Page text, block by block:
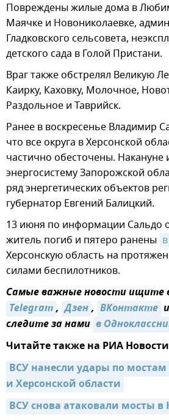
Повреждены жилые дома в
Маячке и Новониколаевке,
Гладковского сельсовета,
детского сада в Голой Пристани.
Враг также обстрелял Великую
Каирку, Каховку, Молочное,
Раздольное и Таврийск.
Ранее в воскресенье Владимир
что все округа в Херсонской
частично обесточены. Накануне
энергосистему Запорожской
ряд энергетических объектов
губернатор Евгений Балицкий.
13 июня по информации Сальдо
житель погиб и пятеро ранены
Херсонскую область на
силами беспилотников.
Самые важные новости ищите
Telegram, Дзен, ВКонтакте и
следите за нами в
Читайте также на РИА
ВСУ нанесли удары по
и Херсонской области
ВСУ снова атаковали мосты